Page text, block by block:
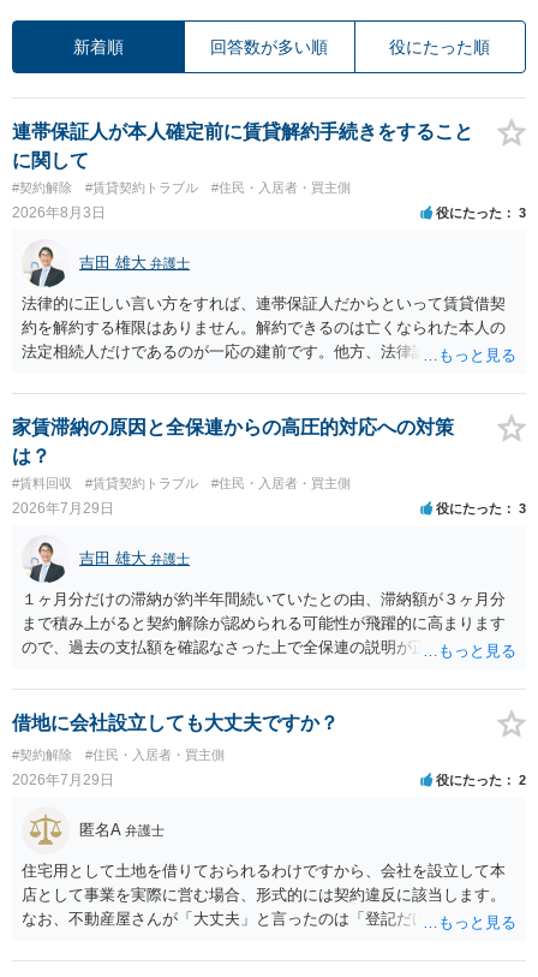
新着順 回答数が多い順 役にたった順
連帯保証人が本人確定前に賃貸解約手続きをすること
に関して
#契約解除 #賃貸契約トラブル #住民・入居者・買主側
2026年8月3日 役にたった 3
吉田 雄大 弁護士
法律的に正しい言い方をすれば、連帯保証人だからといって賃貸借契
約を解約する権限はありません。解約できるのは亡くなられた本人の
法定相続人だけであるのが一応の建前です。他方、法律論はさてお
する動機づけがなくなります。 今回進められつつある手続はあくまで
も、建物を賃貸人に一日も早く明け渡すための便宜的方法として理解
するのが良いと思います。またその方法で進めた方が、連帯保証人で
あるお知り合いさんにとっても、自身の経済的負担を最小限に食い止
められるため望ましいやり方だといえます。
家賃滞納の原因と全保連からの高圧的対応への対策
は？
#賃料回収 #賃貸契約トラブル #住民・入居者・買主側
2026年7月29日 役にたった 3
吉田 雄大 弁護士
１ヶ月分だけの滞納が約半年間続いていたとの由、滞納額が３ヶ月分
まで積み上がると契約解除が認められる可能性が飛躍的に高まります
ので、過去の支払額を確認なさった上で全保連の説明が正しければ、
た理由は気になるところですが、中身のある返答は期待できないと思
います。
借地に会社設立しても大丈夫ですか？
#契約解除 #住民・入居者・買主側
2026年7月29日 役にたった 2
匿名A 弁護士
住宅用として土地を借りておられるわけですから、会社を設立して本
店として事業を実際に営む場合、形式的には契約違反に該当します。
なお、不動産屋さんが「大丈夫」と言ったのは「登記だけなら実務上
れますが、これは法的な保証ではありません。 ただ、解除まで認めら